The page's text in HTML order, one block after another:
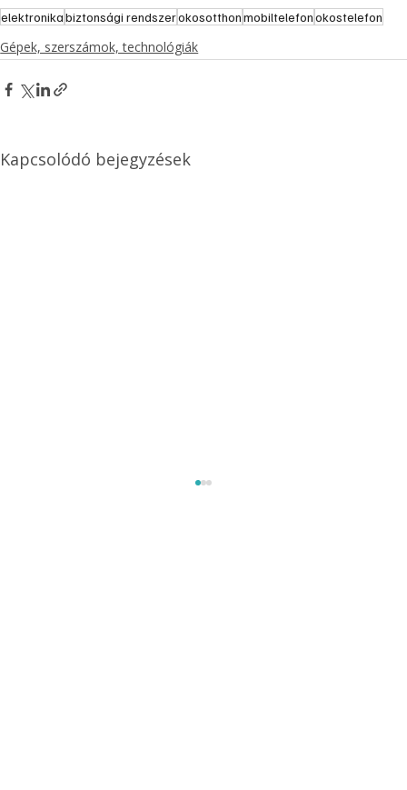
elektronikabiztonsági rendszerokosotthonmobiltelefonokostelefon
Gépek, szerszámok, technológiák
Kapcsolódó bejegyzések